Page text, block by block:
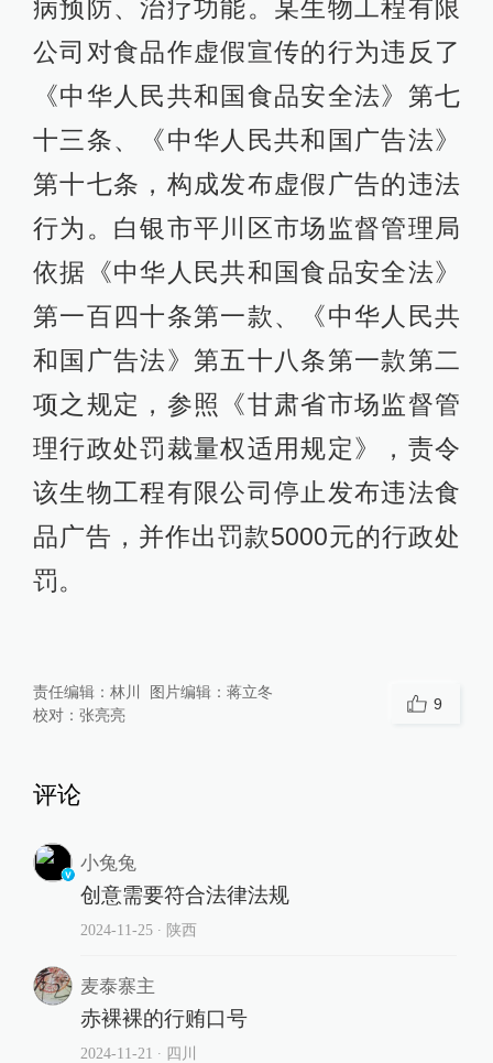
病预防、治疗功能。某生物工程有限
公司对食品作虚假宣传的行为违反了
《中华人民共和国食品安全法》第七
十三条、《中华人民共和国广告法》
第十七条，构成发布虚假广告的违法
行为。白银市平川区市场监督管理局
依据《中华人民共和国食品安全法》
第一百四十条第一款、《中华人民共
和国广告法》第五十八条第一款第二
项之规定，参照《甘肃省市场监督管
理行政处罚裁量权适用规定》，责令
该生物工程有限公司停止发布违法食
品广告，并作出罚款5000元的行政处
罚。
责任编辑： 林川 图片编辑： 蒋立冬
校对： 张亮亮
9
评论
小兔兔
创意需要符合法律法规
2024-11-25∙ 陕西
麦泰寨主
赤裸裸的行贿口号
2024-11-21 ∙ 四川